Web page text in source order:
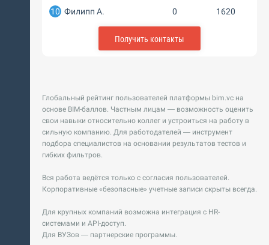
Глобальный рейтинг пользователей платформы bim.vc на
основе BIM-баллов. Частным лицам — возможность оценить
свои навыки относительно коллег и устроиться на работу в
сильную компанию. Для работодателей — инструмент
подбора специалистов на основании результатов тестов и
гибких фильтров.
Вся работа ведётся только с согласия пользователей.
Корпоративные «безопасные» учетные записи скрыты всегда.
Для крупных компаний возможна интеграция с HR-
системами и API-доступ.
Для ВУЗов — партнерские программы.
10 Филипп А. 0 1620
Получить контакты